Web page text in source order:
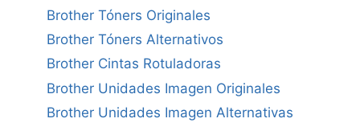
Brother Tóners Originales
Brother Tóners Alternativos
Brother Cintas Rotuladoras
Brother Unidades Imagen Originales
Brother Unidades Imagen Alternativas